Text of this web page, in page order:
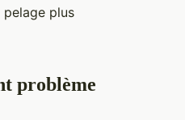
plus
problème